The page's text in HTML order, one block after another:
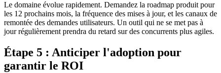
Le domaine évolue rapidement. Demandez la roadmap produit pour
les 12 prochains mois, la fréquence des mises à jour, et les canaux de
remontée des demandes utilisateurs. Un outil qui ne se met pas à
jour régulièrement prendra du retard sur des concurrents plus agiles.
Étape 5 : Anticiper l'adoption pour
garantir le ROI